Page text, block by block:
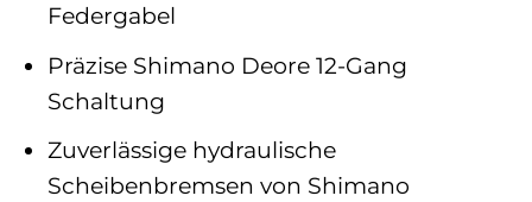
Federgabel
Präzise Shimano Deore 12-Gang
Schaltung
Zuverlässige hydraulische
Scheibenbremsen von Shimano